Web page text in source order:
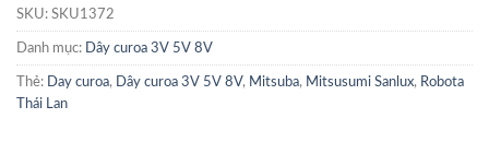
SKU: SKU1372
Danh mục: Dây curoa 3V 5V 8V
Thẻ: Day curoa, Dây curoa 3V 5V 8V, Mitsuba, Mitsusumi Sanlux, Robota
Thái Lan